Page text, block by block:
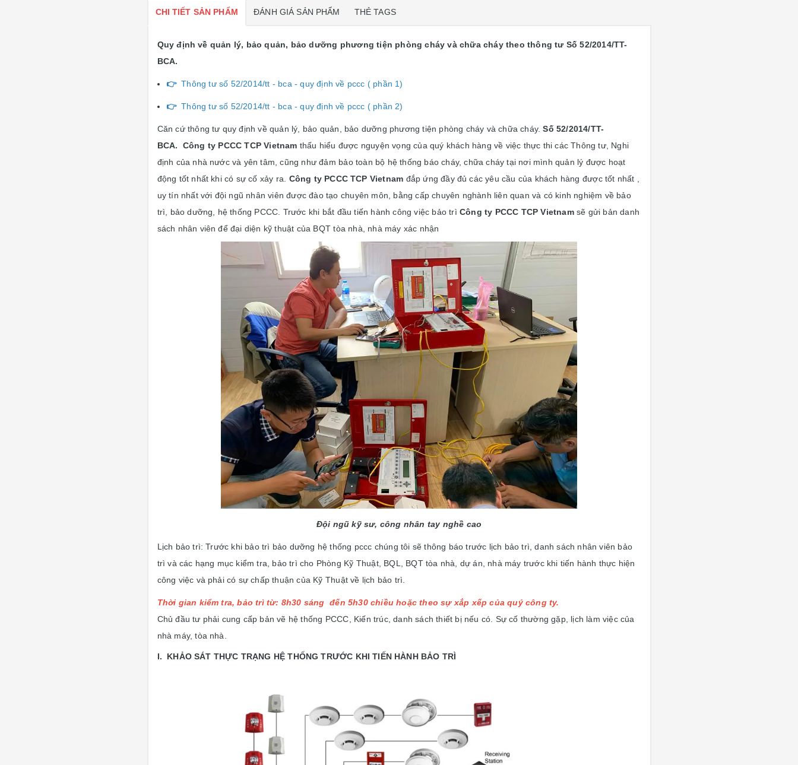
CHI TIẾT SẢN PHẨM ĐÁNH GIÁ SẢN PHẨM THẺ TAGS
Quy định về quản lý, bảo quản, bảo dưỡng phương tiện phòng cháy và chữa cháy theo thông tư Số52/2014/TT-
BCA.
👉Thông tư số 52/2014/tt - bca - quy định về pccc ( phần 1)
👉Thông tư số 52/2014/tt - bca - quy định về pccc ( phần 2)
Căn cứ thông tư quy định về quản lý, bảo quản, bảo dưỡng phương tiện phòng cháy và chữa cháy.Số 52/2014/TT-
BCA.
Công ty PCCC TCP Vietnam thấu hiểu được nguyện vọng của quý khách hàng về việc thực thi các Thông tư, Nghi
định của nhà nước và yên tâm, cũng như đảm bảo toàn bộ hệ thống báo cháy, chữa cháy tại nơi mình quản lý được hoạt
động tốt nhất khi có sự cố xảy ra. Công ty PCCC TCP Vietnam đắp ứng đầy đủ các yêu cầu của khách hàng được tốt nhất ,
uy tín nhất với đội ngũ nhân viên được đào tạo chuyên môn, bằng cấp chuyên nghành liên quan và có kinh nghiệm về bảo
trì, bảo dưỡng, hệ thống PCCC. Trước khi bắt đầu tiến hành công việc bảo trì Công ty PCCC TCP Vietnamsẽ gửi bản danh
sách nhân viên để đại diện kỹ thuật của BQT tòa nhà, nhà máy xác nhận
Đội ngũ kỹ sư, công nhân tay nghề cao
Lịch bảo trì: Trước khi bảo trì bảo dưỡng hệ thống pccc chúng tôi sẽ thông báo trước lịch bảo trì, danh sách nhân viên bảo
trì và các hạng mục kiểm tra, bảo trì cho Phòng Kỹ Thuật, BQL, BQT tòa nhà, dự án, nhà máy trước khi tiến hành thực hiện
công việc và phải có sự chấp thuận của Kỹ Thuật về lịch bảo trì.
Thời gian kiểm tra, bảo trì từ: 8h30 sáng đến 5h30 chiều hoặc theo sự xắp xếp của quý công ty.
Chủ đầu tư phải cung cấp bản vẽ hệ thống PCCC, Kiến trúc, danh sách thiết bị nếu có. Sự cố thường gặp, lịch làm việc của
nhà máy, tòa nhà.
I. KHẢO SÁT THỰC TRẠNG HỆ THỐNG TRƯỚC KHI TIẾN HÀNH BẢO TRÌ